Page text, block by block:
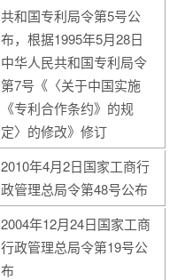
共和国专利局令第5号公
布，根据1995年5月28日
中华人民共和国专利局令
第7号《〈关于中国实施
《专利合作条约》的规
定〉的修改》修订
2010年4月2日国家工商行
政管理总局令第48号公布
2004年12月24日国家工商
行政管理总局令第19号公
布